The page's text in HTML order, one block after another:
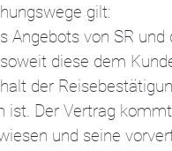
gilt:
Angebots von SR
diese dem
der
ist. Der Vertrag
und seine